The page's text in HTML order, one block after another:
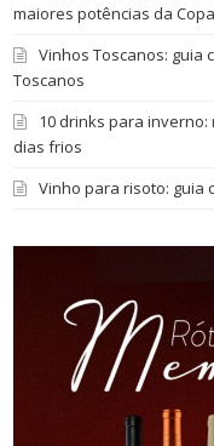
maiores potências da
Vinhos Toscanos: guia
Toscanos
10 drinks para
dias frios
Vinho para risoto: guia